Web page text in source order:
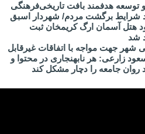
هدفمند بافت تاریخی‌فرهنگی
شرایط برگشت مردم/ شهردار اسبق
هتل آسمان ارگ کریمخان ثبت
شد
شهر جهت مواجه با اتفاقات غیرقابل
زارعی: هر نابهنجاری در محتوا و
روان جامعه را دچار مشکل کند